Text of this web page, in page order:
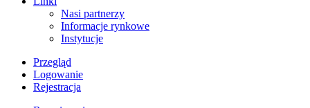
Nasi partnerzy
Informacje rynkowe
Instytucje
Przegląd
Logowanie
Rejestracja